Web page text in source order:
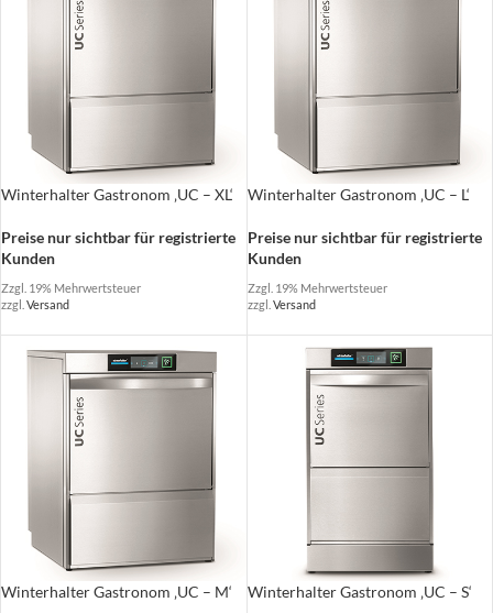
Winterhalter Gastronom ‚UC – XL‘
Preise nur sichtbar für registrierte
Kunden
Zzgl. 19% Mehrwertsteuer
zzgl. Versand
Winterhalter Gastronom ‚UC – L‘
Preise nur sichtbar für registrierte
Kunden
Zzgl. 19% Mehrwertsteuer
zzgl. Versand
Winterhalter Gastronom ‚UC – M‘ Winterhalter Gastronom ‚UC – S‘